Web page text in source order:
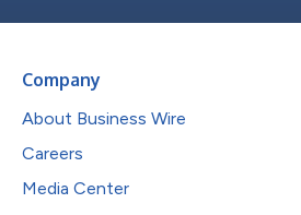
Company
About Business Wire
Careers
Media Center